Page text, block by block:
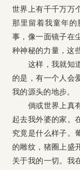
世界上有千千万万
那里留着我童年的
事，像一面镜子在
种神秘的力量，这
这样，我就知道
的是，有一个人会
我的源头的地步。
倘或世界上真有
起去我外婆的家。
究竟是什么样子。
的雕纹，猪圈上盛
关于我的一切。我